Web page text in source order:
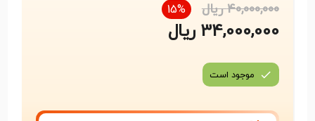
40,000,000 ریال 15%
34,000,000 ریال
موجود است